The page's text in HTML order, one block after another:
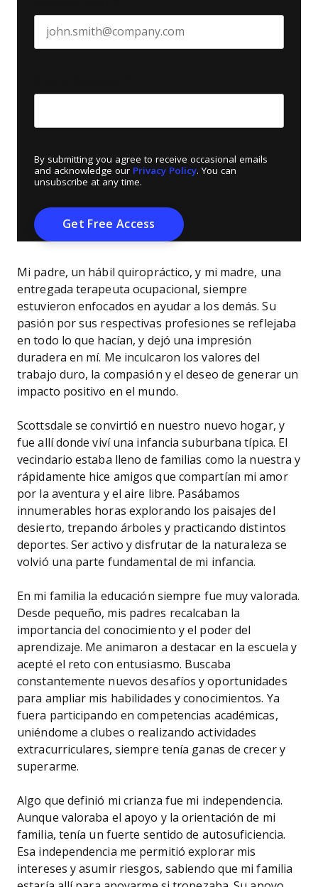
By submitting you agree to receive occasional emails
and acknowledge our Privacy Policy. You can
unsubscribe at any time.
Mi padre, un hábil quiropráctico, y mi madre, una
entregada terapeuta ocupacional, siempre
estuvieron enfocados en ayudar a los demás. Su
pasión por sus respectivas profesiones se reflejaba
en todo lo que hacían, y dejó una impresión
duradera en mí. Me inculcaron los valores del
trabajo duro, la compasión y el deseo de generar un
impacto positivo en el mundo.
Scottsdale se convirtió en nuestro nuevo hogar, y
fue allí donde viví una infancia suburbana típica. El
vecindario estaba lleno de familias como la nuestra y
rápidamente hice amigos que compartían mi amor
por la aventura y el aire libre. Pasábamos
innumerables horas explorando los paisajes del
desierto, trepando árboles y practicando distintos
deportes. Ser activo y disfrutar de la naturaleza se
volvió una parte fundamental de mi infancia.
En mi familia la educación siempre fue muy valorada.
Desde pequeño, mis padres recalcaban la
importancia del conocimiento y el poder del
aprendizaje. Me animaron a destacar en la escuela y
acepté el reto con entusiasmo. Buscaba
constantemente nuevos desafíos y oportunidades
para ampliar mis habilidades y conocimientos. Ya
fuera participando en competencias académicas,
uniéndome a clubes o realizando actividades
extracurriculares, siempre tenía ganas de crecer y
superarme.
Algo que definió mi crianza fue mi independencia.
Aunque valoraba el apoyo y la orientación de mi
familia, tenía un fuerte sentido de autosuficiencia.
Esa independencia me permitió explorar mis
intereses y asumir riesgos, sabiendo que mi familia